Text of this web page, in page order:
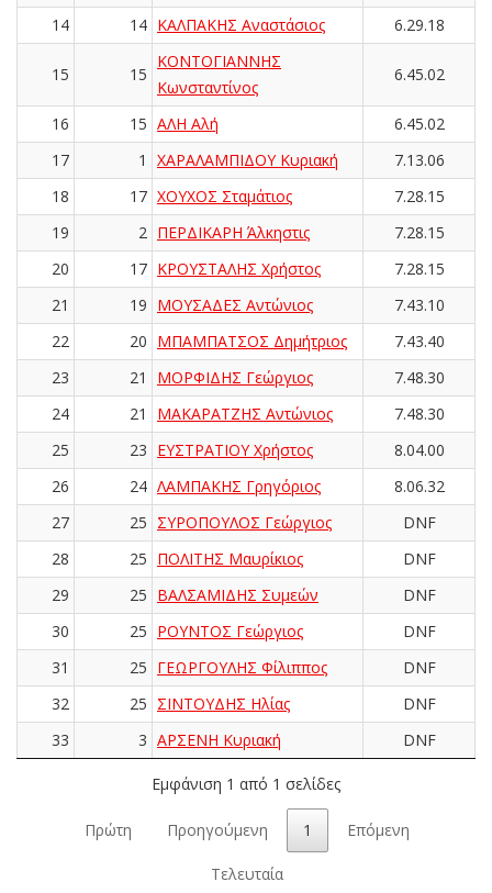
14
14 ΚΑΛΠΑΚΗΣ Αναστάσιος 6.29.18
15 15
ΚΟΝΤΟΓΙΑΝΝΗΣ
Κωνσταντίνος
6.45.02
16 15 ΑΛΗ Αλή
6.45.02
17
1 ΧΑΡΑΛΑΜΠΙΔΟΥ Κυριακή
7.13.06
18
17 ΧΟΥΧΟΣ Σταμάτιος
7.28.15
19
2 ΠΕΡΔΙΚΑΡΗ Άλκηστις
7.28.15
20
17 ΚΡΟΥΣΤΑΛΗΣ Χρήστος
7.28.15
21
19 ΜΟΥΣΑΔΕΣ Αντώνιος
7.43.10
22
20 ΜΠΑΜΠΑΤΣΟΣ Δημήτριος
7.43.40
23
21 ΜΟΡΦΙΔΗΣ Γεώργιος
7.48.30
24
21 ΜΑΚΑΡΑΤΖΗΣ Αντώνιος
7.48.30
25
23 ΕΥΣΤΡΑΤΙΟΥ Χρήστος
8.04.00
26
24 ΛΑΜΠΑΚΗΣ Γρηγόριος
8.06.32
27
25 ΣΥΡΟΠΟΥΛΟΣ Γεώργιος
DNF
28
25 ΠΟΛΙΤΗΣ Μαυρίκιος
DNF
29
25 ΒΑΛΣΑΜΙΔΗΣ Συμεών
DNF
30
25 ΡΟΥΝΤΟΣ Γεώργιος
DNF
31
25 ΓΕΩΡΓΟΥΛΗΣ Φίλιππος
DNF
32
25 ΣΙΝΤΟΥΔΗΣ Ηλίας
DNF
33
3 ΑΡΣΕΝΗ Κυριακή DNF
Εμφάνιση 1 από 1 σελίδες
Πρώτη Προηγούμενη 1 Επόμενη
Τελευταία